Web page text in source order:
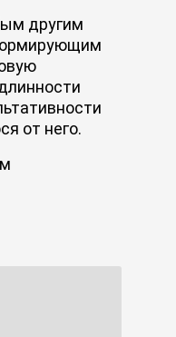
другим
от него.